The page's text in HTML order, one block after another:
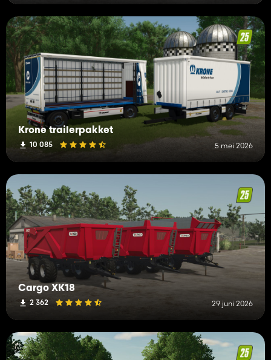
Krone trailerpakket
10 085 5 mei 2026
Cargo XK18
2 362 29 juni 2026